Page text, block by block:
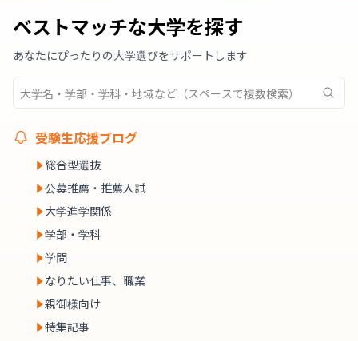
ベストマッチな大学を探す
あなたにぴったりの大学選びをサポートします
受験生応援ブログ
総合型選抜
公募推薦・推薦入試
大学進学関係
学部・学科
学問
なりたい仕事、職業
親御様向け
特集記事